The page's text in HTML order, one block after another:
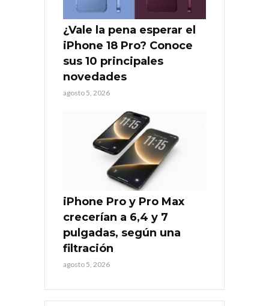
¿Vale la pena esperar el
iPhone 18 Pro? Conoce
sus 10 principales
novedades
agosto 5, 2026
iPhone Pro y Pro Max
crecerían a 6,4 y 7
pulgadas, según una
filtración
agosto 5, 2026